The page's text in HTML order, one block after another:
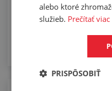
alebo ktoré
služieb. Prečítať viac
PRISPÔSOBIŤ